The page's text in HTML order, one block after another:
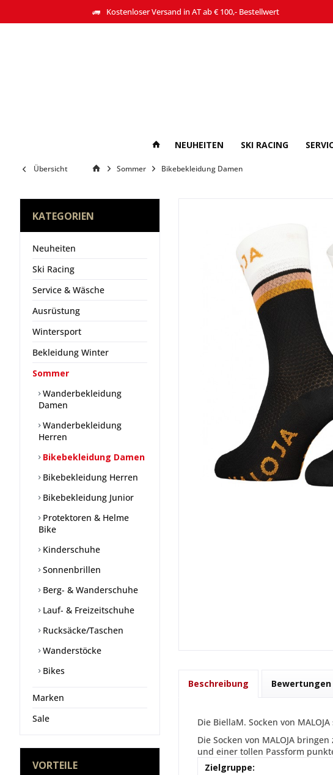
Kostenloser Versand in AT ab € 100,- Bestellwert
NEUHEITEN SKI RACING
Übersicht Sommer Bikebekleidung Damen
KATEGORIEN
Neuheiten
Ski Racing
Service & Wäsche
Ausrüstung
Wintersport
Bekleidung Winter
Sommer
Wanderbekleidung
Damen
Wanderbekleidung
Herren
Bikebekleidung Damen
Bikebekleidung Herren
Bikebekleidung Junior
Protektoren & Helme
Bike
Kinderschuhe
Sonnenbrillen
Berg- & Wanderschuhe
Lauf- & Freizeitschuhe
Rucksäcke/Taschen
Wanderstöcke
Bikes
Marken
Sale
VORTEILE
Beschreibung Bewertungen
Die BiellaM. Socken von
Die Socken von MALOJA
und einer tollen Passform
Zielgruppe: